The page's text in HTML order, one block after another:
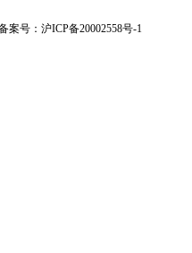
案号：沪ICP备20002558号-1